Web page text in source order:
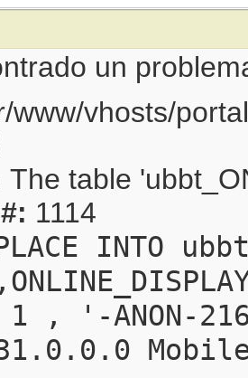
un
www/vhosts/
The table
1114
INTO
( 1 , '-